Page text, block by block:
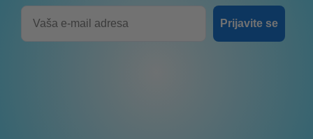
Email
Prijavite se